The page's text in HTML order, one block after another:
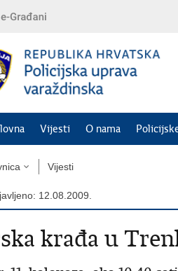
Vijesti O nama
Vijesti
12.08.2009.
krađa u